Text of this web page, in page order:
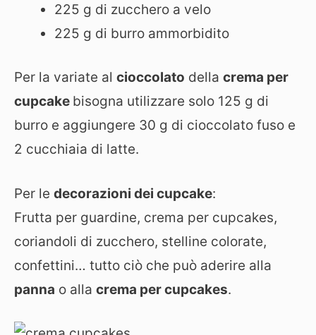
225 g di zucchero a velo
225 g di burro ammorbidito
Per la variate al cioccolato della crema per
cupcake bisogna utilizzare solo 125 g di
burro e aggiungere 30 g di cioccolato fuso e
2 cucchiaia di latte.
Per le decorazioni dei cupcake:
Frutta per guardine, crema per cupcakes,
coriandoli di zucchero, stelline colorate,
confettini… tutto ciò che può aderire alla
panna o alla crema per cupcakes.